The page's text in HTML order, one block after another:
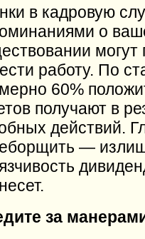
в кадровую
о
могут
работу. По
60%
получают в
действий.
—
за